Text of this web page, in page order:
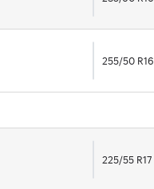
255/50 R16
225/55 R17